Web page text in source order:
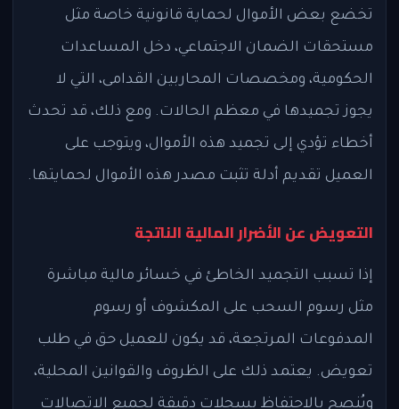
تخضع بعض الأموال لحماية قانونية خاصة مثل
مستحقات الضمان الاجتماعي، دخل المساعدات
الحكومية، ومخصصات المحاربين القدامى، التي لا
يجوز تجميدها في معظم الحالات. ومع ذلك، قد تحدث
أخطاء تؤدي إلى تجميد هذه الأموال، ويتوجب على
العميل تقديم أدلة تثبت مصدر هذه الأموال لحمايتها.
التعويض عن الأضرار المالية الناتجة
إذا تسبب التجميد الخاطئ في خسائر مالية مباشرة
مثل رسوم السحب على المكشوف أو رسوم
المدفوعات المرتجعة، قد يكون للعميل حق في طلب
تعويض. يعتمد ذلك على الظروف والقوانين المحلية،
ويُنصح بالاحتفاظ بسجلات دقيقة لجميع الاتصالات